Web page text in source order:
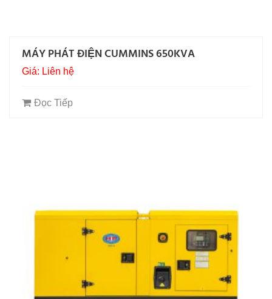
MÁY PHÁT ĐIỆN CUMMINS 650KVA
Giá: Liên hệ
Đọc Tiếp